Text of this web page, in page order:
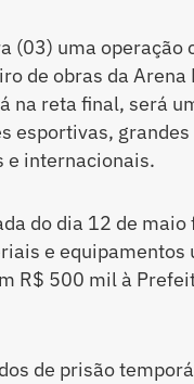
(03) uma operação
de obras da Arena
na reta final, será
esportivas, grandes
e internacionais.
do dia 12 de maio
e equipamentos
R$ 500 mil à
de prisão